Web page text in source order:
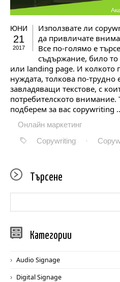
ЮНИ
21
2017
Използвате ли
да привличате
Все по-голямо е
съдържание, било то
или landing page. И колкото
нуждата, толкова по-трудно
завладяващи текстове, с
потребителското внимание.
подберем за вас copywriting
Онлайн маркетинг
Copywriting
·
Търсене
Категории
Audio Signage
Digital Signage